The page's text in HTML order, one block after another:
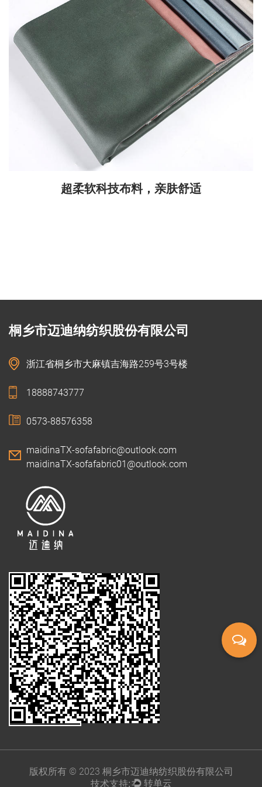
超柔软科技布料，亲肤舒适
桐乡市迈迪纳纺织股份有限公司
浙江省桐乡市大麻镇吉海路259号3号楼
18888743777
0573-88576358
maidinaTX-sofafabric@outlook.com
maidinaTX-sofafabric01@outlook.com
版权所有 © 2023 桐乡市迈迪纳纺织股份有限公司